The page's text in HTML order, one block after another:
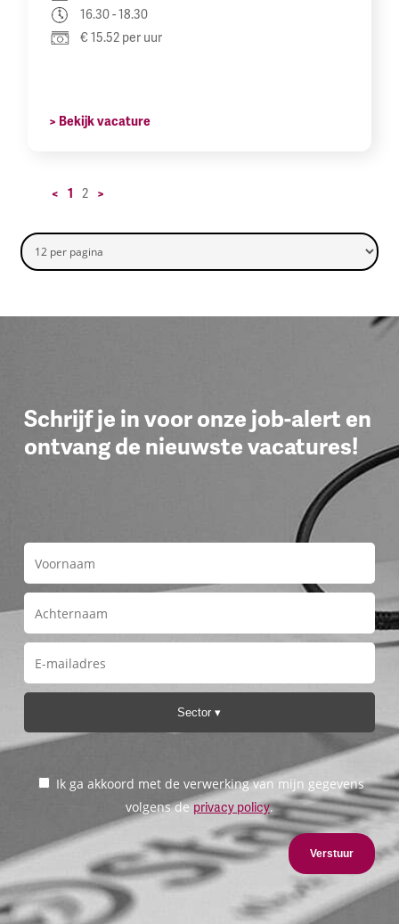
16.30 - 18.30
€ 15.52 per uur
> Bekijk vacature
< 1 2 >
Schrijf je in voor onze job-alert en
ontvang de nieuwste vacatures!
Sector
Ik ga akkoord met de verwerking van mijn gegevens
volgens deprivacy policy.
Verstuur